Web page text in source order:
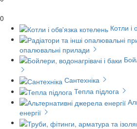
0
Котли і
опалювальні прилади
Сантехніка
Тепла підлога
енергії